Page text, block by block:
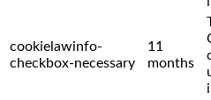
cookielawinfo-
checkbox-necessary
11
months